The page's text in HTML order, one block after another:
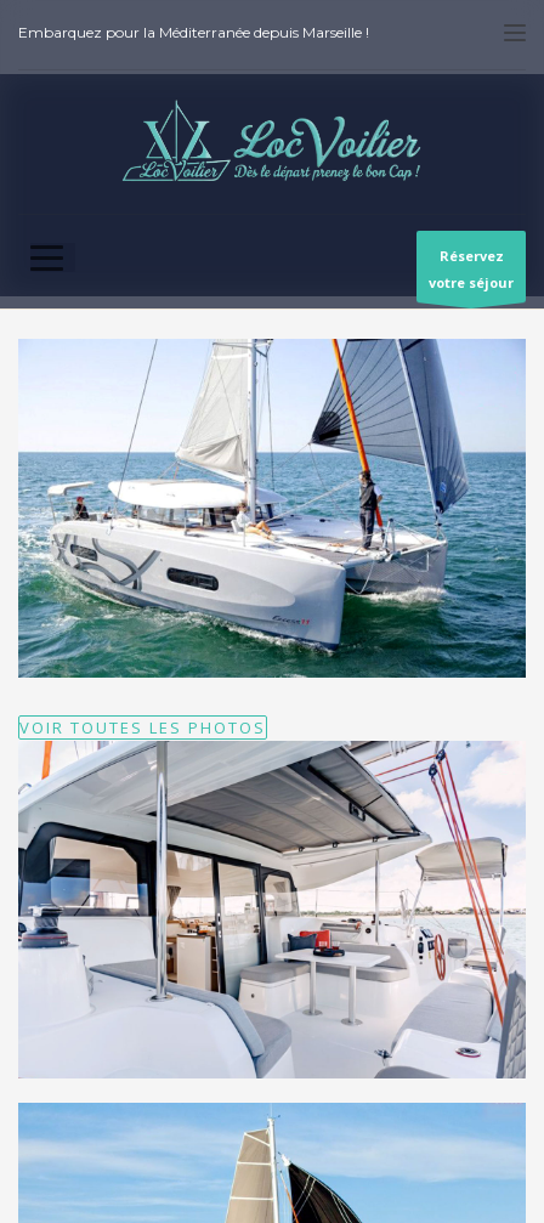
Embarquez pour la Méditerranée depuis Marseille !
Réservez
votre séjour
VOIR TOUTES LES PHOTOS